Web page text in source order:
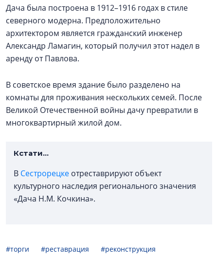
Дача была построена в 1912–1916 годах в стиле
северного модерна. Предположительно
архитектором является гражданский инженер
Александр Ламагин, который получил этот надел в
аренду от Павлова.
В советское время здание было разделено на
комнаты для проживания нескольких семей. После
Великой Отечественной войны дачу превратили в
многоквартирный жилой дом.
Кстати...
В Сестрорецке отреставрируют объект
культурного наследия регионального значения
«Дача Н.М. Кочкина».
#торги #реставрация
#реконструкция